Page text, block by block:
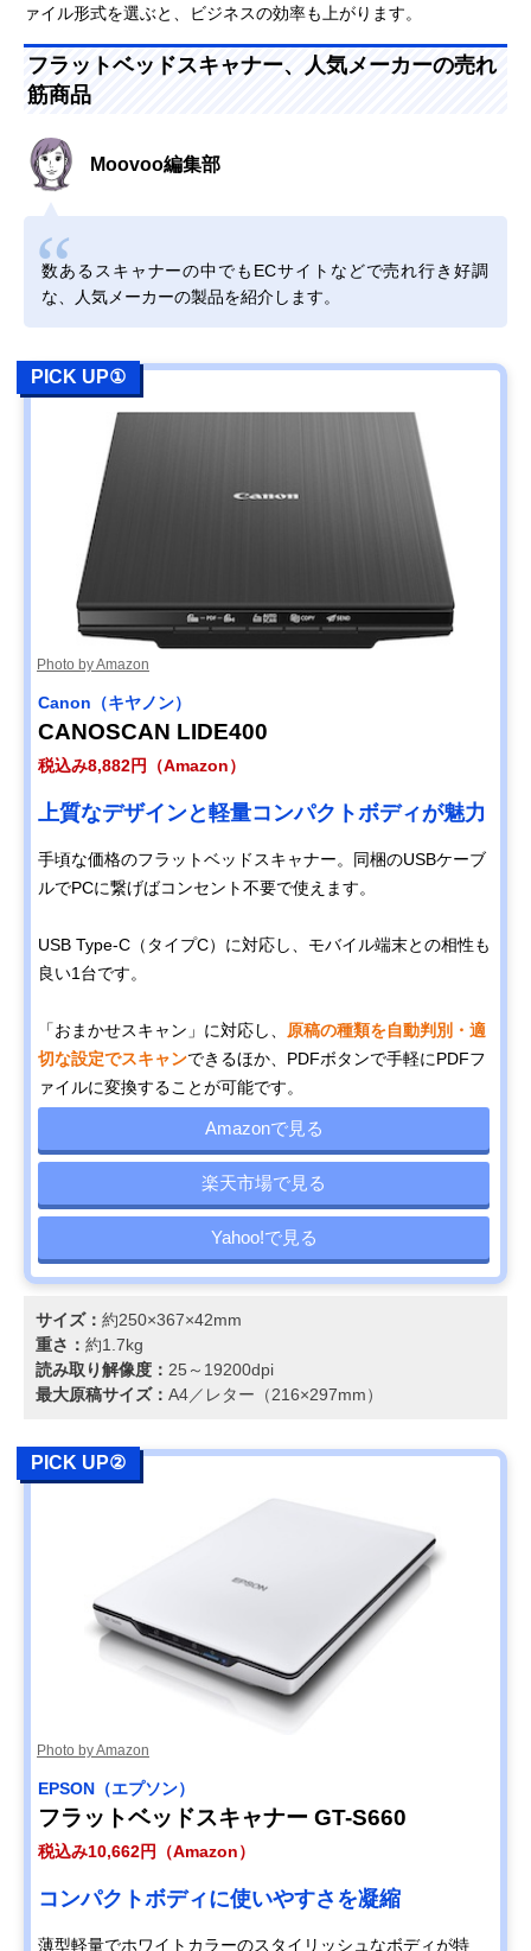
ァイル形式を選ぶと、ビジネスの効率も上がります。
フラットベッドスキャナー、人気メーカーの売れ
筋商品
Moovoo編集部
数あるスキャナーの中でもECサイトなどで売れ行き好調
な、人気メーカーの製品を紹介します。
PICK UP①
Photo by Amazon
Canon（キヤノン）
CANOSCAN LIDE400
税込み8,882円（Amazon）
上質なデザインと軽量コンパクトボディが魅力
手頃な価格のフラットベッドスキャナー。同梱のUSBケーブ
ルでPCに繋げばコンセント不要で使えます。
USB Type-C（タイプC）に対応し、モバイル端末との相性も
良い1台です。
「おまかせスキャン」に対応し、 原稿の種類を自動判別・適
切な設定でスキャンできるほか、PDFボタンで手軽にPDFフ
ァイルに変換することが可能です。
Amazonで見る
楽天市場で見る
Yahoo!で見る
サイズ： 約250×367×42mm
重さ： 約1.7kg
読み取り解像度： 25～19200dpi
最大原稿サイズ： A4／レター（216×297mm）
PICK UP②
Photo by Amazon
EPSON（エプソン）
フラットベッドスキャナー GT-S660
税込み10,662円（Amazon）
コンパクトボディに使いやすさを凝縮
薄型軽量でホワイトカラーのスタイリッシュなボディが特